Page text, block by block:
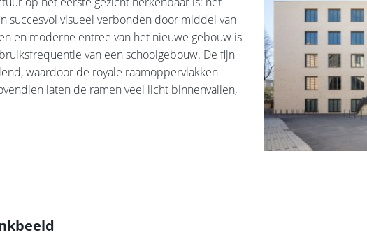
succesvol visueel verbonden door middel van
en moderne entree van het nieuwe gebouw is
van een schoolgebouw. De fijn
waardoor de royale raamoppervlakken
laten de ramen veel licht binnenvallen,